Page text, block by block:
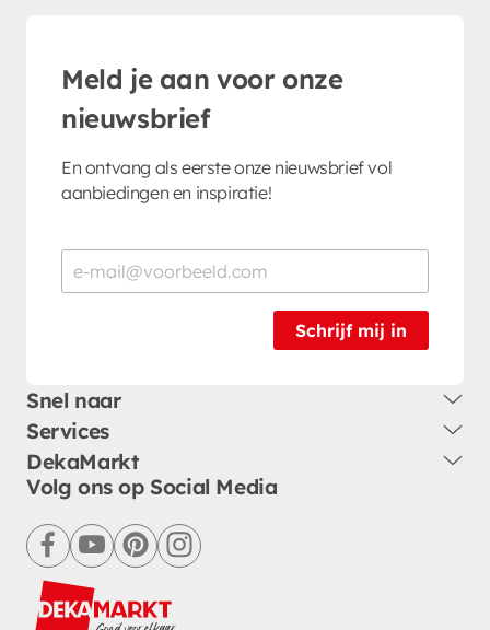
Meld je aan voor onze
nieuwsbrief
En ontvang als eerste onze nieuwsbrief vol
aanbiedingen en inspiratie!
Schrijf mij in
Snel naar
Services
DekaMarkt
Volg ons op Social Media
facebookyoutubepinterestinstagram